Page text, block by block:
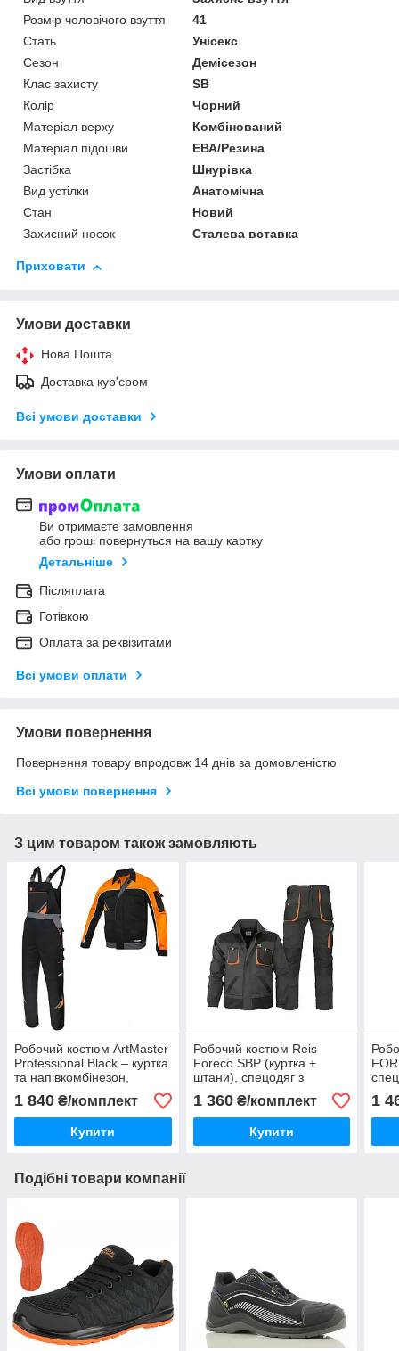
Розмір чоловічого взуття
41
Стать
Унісекс
Сезон
Демісезон
Клас захисту
SB
Колір
Чорний
Матеріал верху
Комбінований
Матеріал підошви
ЕВА/Резина
Застібка
Шнурівка
Вид устілки
Анатомічна
Стан
Новий
Захисний носок
Сталева вставка
Приховати
Умови доставки
Нова Пошта
Доставка кур'єром
Всі умови доставки
Умови оплати
Ви отримаєте замовлення
або гроші повернуться на вашу картку
Детальніше
Післяплата
Готівкою
Оплата за реквізитами
Всі умови оплати
Умови повернення
Повернення товару впродовж 14 днів за домовленістю
Всі умови повернення
З цим товаром також замовляють
Робочий костюм ArtMaster
Professional Black – куртка
та напівкомбінезон,
посилений чоловічий
спецодяг, зносостійкий
робочий одяг,
1 840 ₴/комплект
Купити
Робочий костюм Reis
Foreco SBP (куртка +
штани), спецодяг з
кишенями та посиленими
швами
1 360₴/комплект
Купити
1
Подібні товари компанії